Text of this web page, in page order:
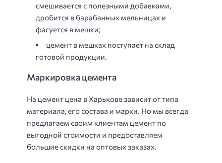
смешивается с полезными добавками,
дробится в барабанных мельницах и
фасуется в мешки;
цемент в мешках поступает на склад
готовой продукции.
Маркировка цемента
На цемент цена в Харькове зависит от типа
материала, его состава и марки. Но мы всегда
предлагаем своим клиентам цемент по
выгодной стоимости и предоставляем
большие скидки на оптовых заказах.